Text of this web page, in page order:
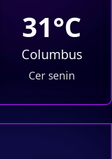
31°C
Columbus
Cer senin